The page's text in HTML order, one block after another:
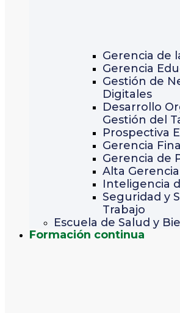
Gerencia de
Gerencia
Gestión de
Digitales
Desarrollo
Gestión del
Prospectiva
Gerencia
Gerencia de
Alta Gerencia
Inteligencia
Seguridad y
Trabajo
Escuela de Salud y
Formación continua